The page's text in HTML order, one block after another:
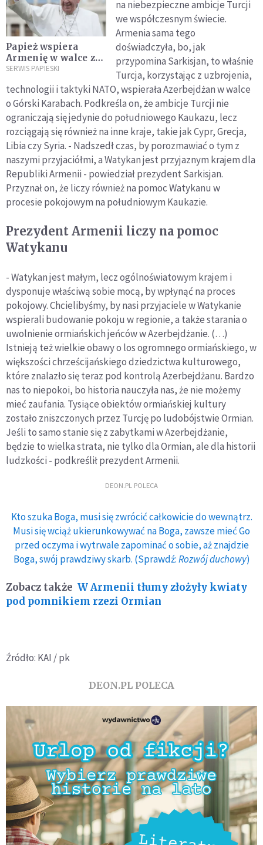
Papież wspiera
Armenię w walce z
pandemią
SERWIS PAPIESKI
na niebezpieczne ambicje Turcji
we współczesnym świecie.
Armenia sama tego
doświadczyła, bo, jak
przypomina Sarkisjan, to właśnie
Turcja, korzystając z uzbrojenia,
technologii i taktyki NATO, wspierała Azerbejdżan w walce
o Górski Karabach. Podkreśla on, że ambicje Turcji nie
ograniczają się jedynie do południowego Kaukazu, lecz
rozciągają się również na inne kraje, takie jak Cypr, Grecja,
Libia czy Syria. - Nadszedł czas, by porozmawiać o tym z
naszymi przyjaciółmi, a Watykan jest przyjaznym krajem dla
Republiki Armenii - powiedział prezydent Sarkisjan.
Przyznał on, że liczy również na pomoc Watykanu w
procesie pokojowym na południowym Kaukazie.
Prezydent Armenii liczy na pomoc
Watykanu
- Watykan jest małym, lecz ogólnoświatowym krajem i
dysponuje właściwą sobie mocą, by wpłynąć na proces
pokojowy. Chcielibyśmy, by nasi przyjaciele w Watykanie
wspierali budowanie pokoju w regionie, a także starania o
uwolnienie ormiańskich jeńców w Azerbejdżanie. (…)
Istnieją też wielkie obawy o los ogromnego ormiańskiego, w
większości chrześcijańskiego dziedzictwa kulturowego,
które znalazło się teraz pod kontrolą Azerbejdżanu. Bardzo
nas to niepokoi, bo historia nauczyła nas, że nie możemy
mieć zaufania. Tysiące obiektów ormiańskiej kultury
zostało zniszczonych przez Turcję po ludobójstwie Ormian.
Jeśli to samo stanie się z zabytkami w Azerbejdżanie,
będzie to wielka strata, nie tylko dla Ormian, ale dla historii
ludzkości - podkreślił prezydent Armenii.
DEON.PL POLECA
Kto szuka Boga, musi się zwrócić całkowicie do wewnątrz.
Musi się wciąż ukierunkowywać na Boga, zawsze mieć Go
przed oczyma i wytrwale zapominać o sobie, aż znajdzie
Boga, swój prawdziwy skarb. (Sprawdź:Rozwój duchowy)
Zobacz także W Armenii tłumy złożyły kwiaty
pod pomnikiem rzezi Ormian
Źródło: KAI / pk
DEON.PL POLECA